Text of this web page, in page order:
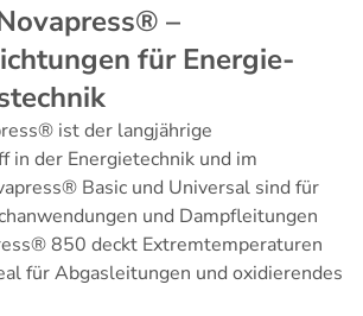
–
für Energie-
ist der langjährige
in der Energietechnik und im
Basic und Universal sind für
und Dampfleitungen
850 deckt Extremtemperaturen
für Abgasleitungen und oxidierendes